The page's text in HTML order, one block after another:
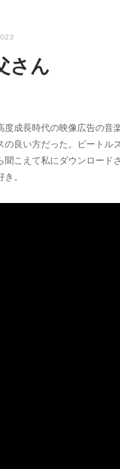
さん
度成長時代の映像広告の音
の良い方だった。ビートル
聞こえて私にダウンロード
。